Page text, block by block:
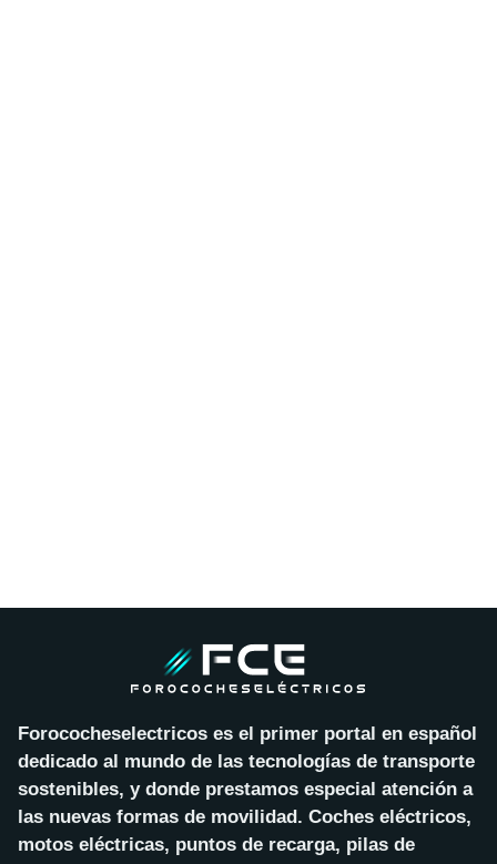
Forococheselectricos es el primer portal en español
dedicado al mundo de las tecnologías de transporte
sostenibles, y donde prestamos especial atención a
las nuevas formas de movilidad. Coches eléctricos,
motos eléctricas, puntos de recarga, pilas de